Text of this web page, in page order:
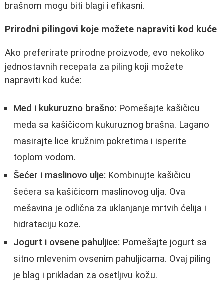
brašnom mogu biti blagi i efikasni.
Prirodni pilingovi koje možete napraviti kod kuće
Ako preferirate prirodne proizvode, evo nekoliko
jednostavnih recepata za piling koji možete
napraviti kod kuće:
Med i kukuruzno brašno: Pomešajte kašičicu
meda sa kašičicom kukuruznog brašna. Lagano
masirajte lice kružnim pokretima i isperite
toplom vodom.
Šećer i maslinovo ulje: Kombinujte kašičicu
šećera sa kašičicom maslinovog ulja. Ova
mešavina je odlična za uklanjanje mrtvih ćelija i
hidrataciju kože.
Jogurt i ovsene pahuljice: Pomešajte jogurt sa
sitno mlevenim ovsenim pahuljicama. Ovaj piling
je blag i prikladan za osetljivu kožu.